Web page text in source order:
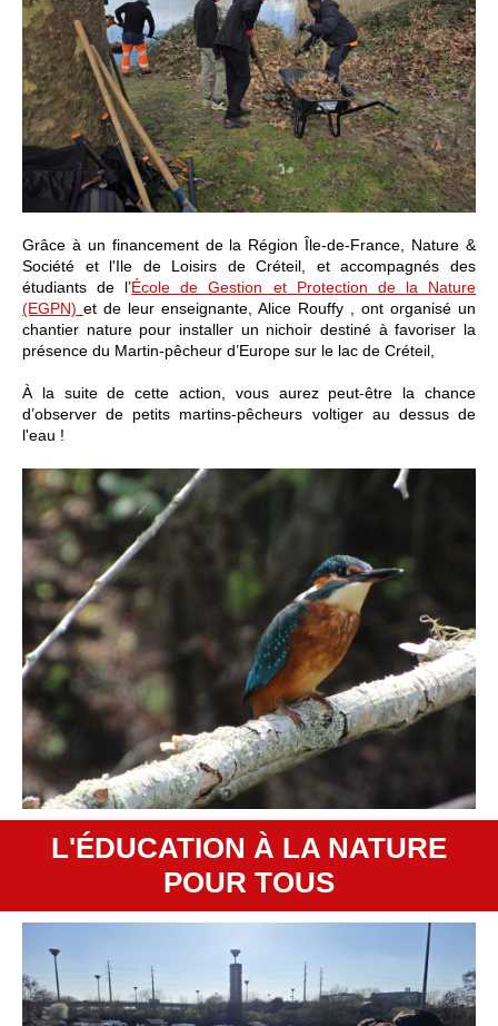
Grâce à un financement de la Région Île-de-France, Nature &
Société et l'Ile de Loisirs de Créteil, et accompagnés des
étudiants de l’École de Gestion et Protection de la Nature
(EGPN) et de leur enseignante, Alice Rouffy , ont organisé un
chantier nature pour installer un nichoir destiné à favoriser la
présence du Martin-pêcheur d’Europe sur le lac de Créteil,
À la suite de cette action, vous aurez peut-être la chance
d’observer de petits martins-pêcheurs voltiger au dessus de
l'eau !
L'ÉDUCATION À LA NATURE
POUR TOUS